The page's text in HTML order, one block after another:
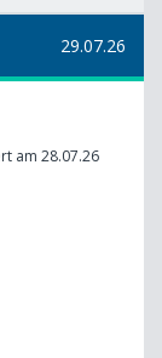
29.07.26
am 28.07.26